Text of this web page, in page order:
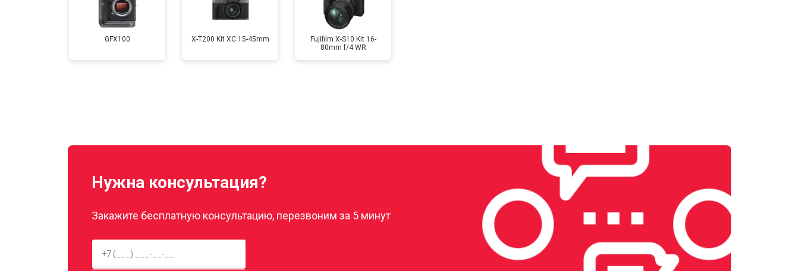
GFX100 X-T200 Kit XC 15-45mm
Fujifilm X-S10 Kit 16-
80mm f/4 WR
Нужна консультация?
Закажите бесплатную консультацию, перезвоним за 5 минут